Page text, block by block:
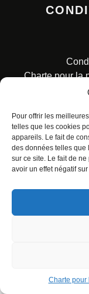
Pour offrir les
telles que les cookies
appareils. Le fait de
des données telles que
sur ce site. Le fait de
avoir un effet négatif
Charte pour
Charte pour la
© ALL RIGHTS